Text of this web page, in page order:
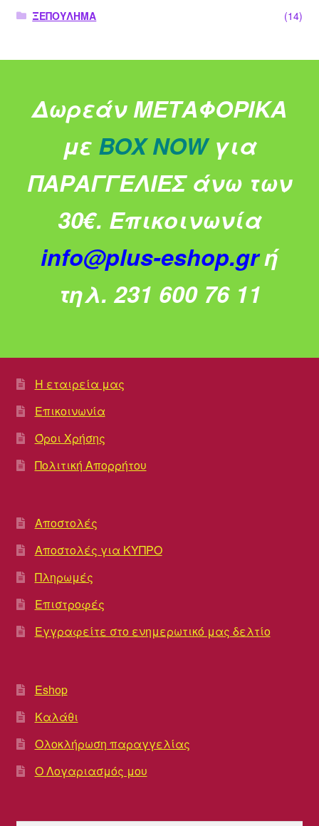
ΞΕΠΟΥΛΗΜΑ
(14)
Δωρεάν ΜΕΤΑΦΟΡΙΚΑ
με BOX NOW για
ΠΑΡΑΓΓΕΛΙΕΣ άνω των
30€. Επικοινωνία
info@plus-eshop.grή
τηλ. 231 600 76 11
Η εταιρεία μας
Επικοινωνία
Όροι Χρήσης
Πολιτική Απορρήτου
Αποστολές
Αποστολές για ΚΥΠΡΟ
Πληρωμές
Επιστροφές
Εγγραφείτε στο ενημερωτικό μας δελτίο
Eshop
Καλάθι
Ολοκλήρωση παραγγελίας
Ο Λογαριασμός μου